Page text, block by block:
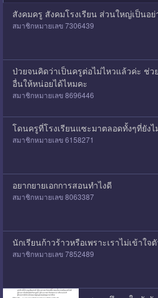
สังคมครู สังคมโรงเรียน ส่วนใหญ่เป็นอย่
สมาชิกหมายเลข 7306439
ป่วยจนคิดว่าเป็นครูต่อไม่ไหวแล้วค่ะ ช่
อื่นให้หน่อยได้ไหมคะ
สมาชิกหมายเลข 8696446
โดนครูที่โรงเรียนแซะมาตลอดทั้งๆที่ยังไ
สมาชิกหมายเลข 6158271
อยากยายเอกการสอนทำไงดี
สมาชิกหมายเลข 8063387
นักเรียนก้าวร้าวหรือเพราะเราไม่เข้าใจ
สมาชิกหมายเลข 7852489